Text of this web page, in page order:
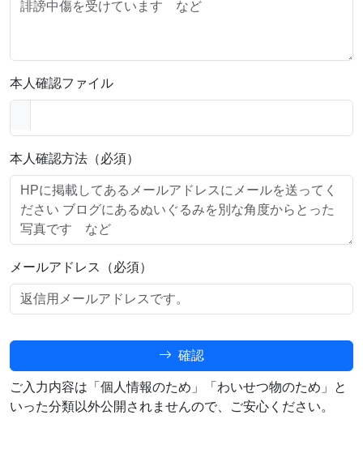
本人確認ファイル
本人確認方法（必須）
メールアドレス（必須）
確認
ご入力内容は「個人情報のため」「わいせつ物のため」と
いった分類以外公開されませんので、ご安心ください。